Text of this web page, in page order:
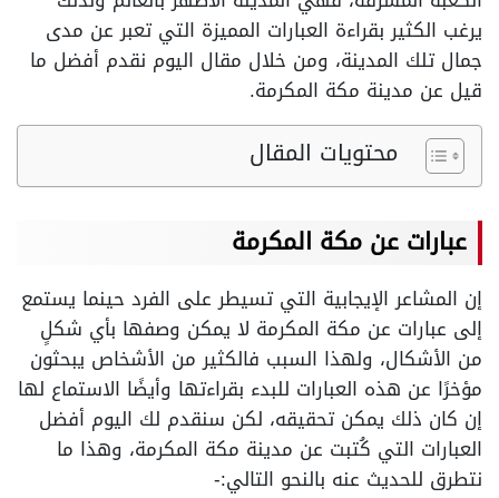
يرغب الكثير بقراءة العبارات المميزة التي تعبر عن مدى
جمال تلك المدينة، ومن خلال مقال اليوم نقدم أفضل ما
قيل عن مدينة مكة المكرمة.
محتويات المقال
عبارات عن مكة المكرمة
إن المشاعر الإيجابية التي تسيطر على الفرد حينما يستمع
إلى عبارات عن مكة المكرمة لا يمكن وصفها بأي شكلٍ
من الأشكال، ولهذا السبب فالكثير من الأشخاص يبحثون
مؤخرًا عن هذه العبارات للبدء بقراءتها وأيضًا الاستماع لها
إن كان ذلك يمكن تحقيقه، لكن سنقدم لك اليوم أفضل
العبارات التي كُتبت عن مدينة مكة المكرمة، وهذا ما
نتطرق للحديث عنه بالنحو التالي:-